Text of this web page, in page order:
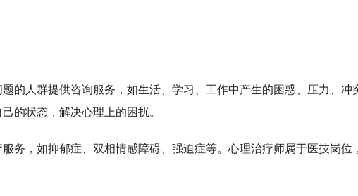
的人群提供咨询服务，如生活、学习、工作中产生的困惑、压力、冲
的状态，解决心理上的困扰。
务，如抑郁症、双相情感障碍、强迫症等。心理治疗师属于医技岗位